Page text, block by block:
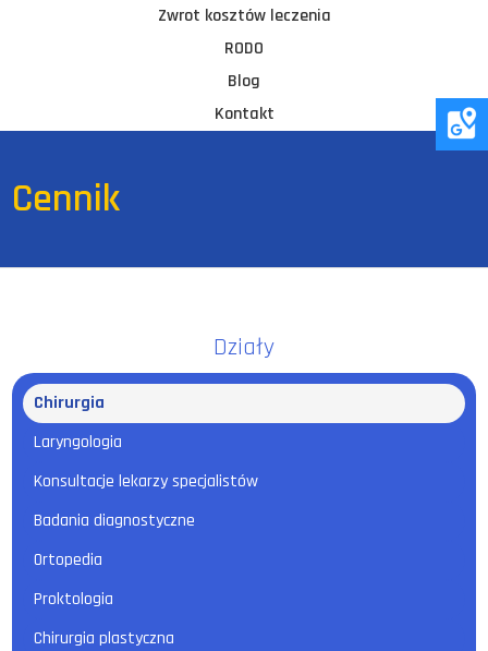
Zwrot kosztów leczenia
RODO
Blog
Kontakt
Cennik
Działy
Chirurgia
Laryngologia
Konsultacje lekarzy specjalistów
Badania diagnostyczne
Ortopedia
Proktologia
Chirurgia plastyczna